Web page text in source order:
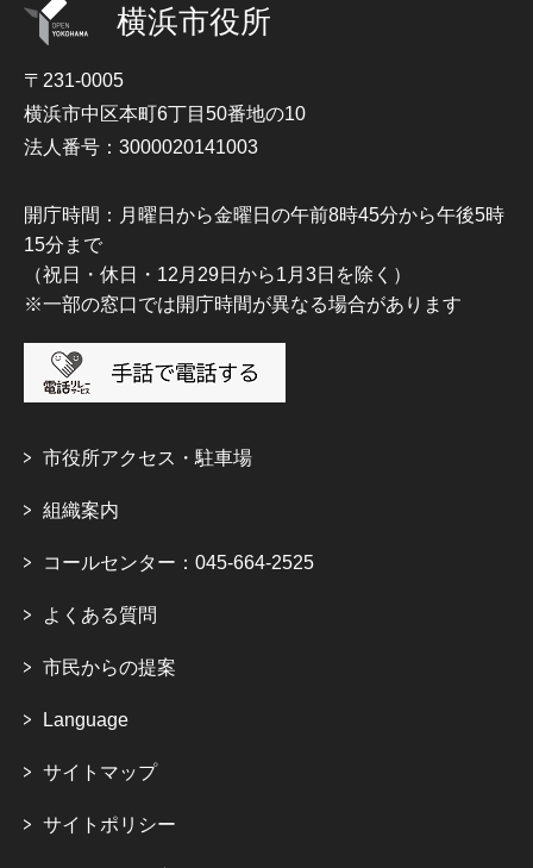
横浜市役所
〒231-0005
横浜市中区本町6丁目50番地の10
法人番号：3000020141003
開庁時間：月曜日から金曜日の午前8時45分から午後5時
15分まで
（祝日・休日・12月29日から1月3日を除く）
※一部の窓口では開庁時間が異なる場合があります
市役所アクセス・駐車場
組織案内
コールセンター：045-664-2525
よくある質問
市民からの提案
Language
サイトマップ
サイトポリシー